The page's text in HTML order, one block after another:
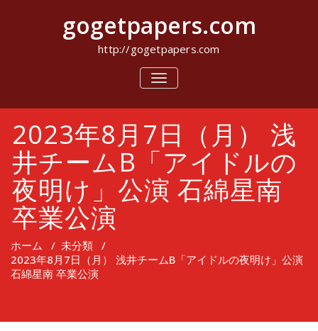
キ
gogetpapers.com
http://gogetpapers.com
ナ
ビ
シ
ョ
ン
切
り
替
2023年8月7日（月） 浅
井チームB「アイドルの
夜明け」公演 石綿星南
卒業公演
ホーム / 未分類 /
2023年8月7日（月） 浅井チームB「アイドルの夜明け」公演
石綿星南 卒業公演